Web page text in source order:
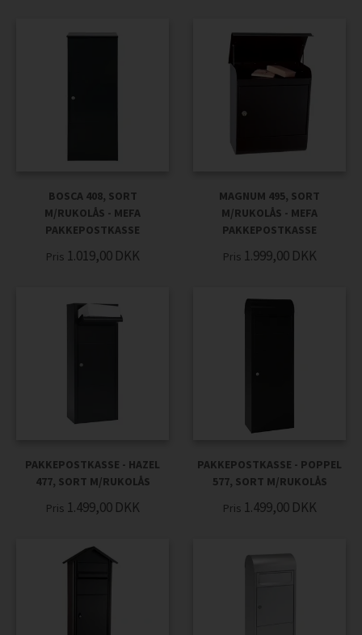
BOSCA 408, SORT
M/RUKOLÅS - MEFA
PAKKEPOSTKASSE
Pris 1.019,00 DKK
MAGNUM 495, SORT
M/RUKOLÅS - MEFA
PAKKEPOSTKASSE
Pris 1.999,00 DKK
PAKKEPOSTKASSE - HAZEL
477, SORT M/RUKOLÅS
Pris 1.499,00 DKK
PAKKEPOSTKASSE - POPPEL
577, SORT M/RUKOLÅS
Pris 1.499,00 DKK